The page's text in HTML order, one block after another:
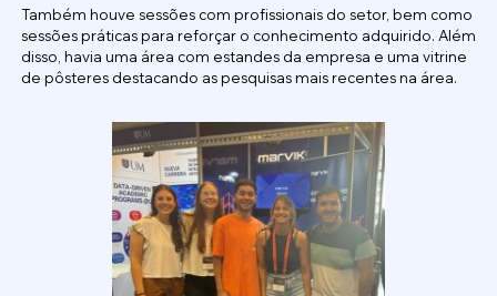
Também houve sessões com profissionais do setor, bem como
sessões práticas para reforçar o conhecimento adquirido. Além
disso, havia uma área com estandes da empresa e uma vitrine
de pôsteres destacando as pesquisas mais recentes na área.